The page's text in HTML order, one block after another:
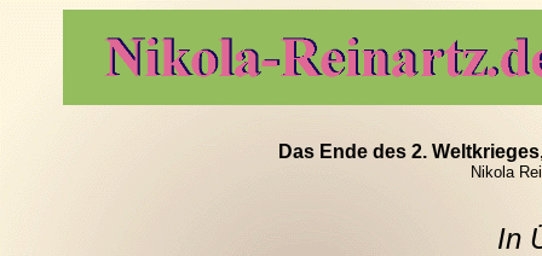
Das Ende des 2.
Nikola
In